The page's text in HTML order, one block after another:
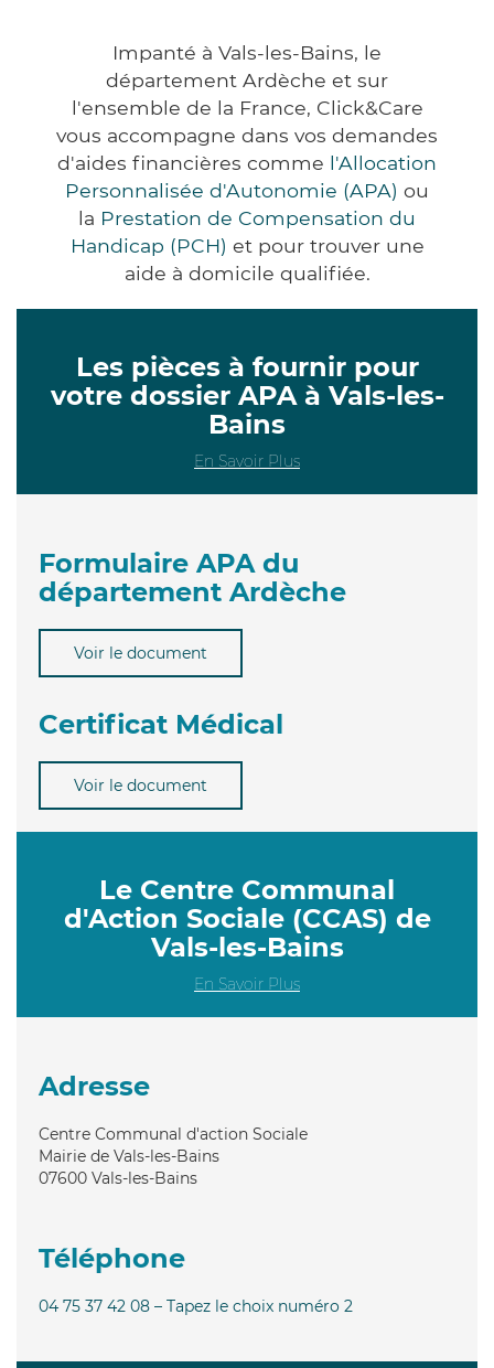
Impanté à Vals-les-Bains, le
département Ardèche et sur
l'ensemble de la France, Click&Care
vous accompagne dans vos demandes
d'aides financières comme l'Allocation
Personnalisée d'Autonomie (APA) ou
la Prestation de Compensation du
Handicap (PCH) et pour trouver une
aide à domicile qualifiée.
Les pièces à fournir pour
votre dossier APA à Vals-les-
Bains
En Savoir Plus
Formulaire APA du
département Ardèche
Voir le document
Certificat Médical
Voir le document
Le Centre Communal
d'Action Sociale (CCAS) de
Vals-les-Bains
En Savoir Plus
Adresse
Centre Communal d'action Sociale
Mairie de Vals-les-Bains
07600 Vals-les-Bains
Téléphone
04 75 37 42 08 – Tapez le choix numéro 2